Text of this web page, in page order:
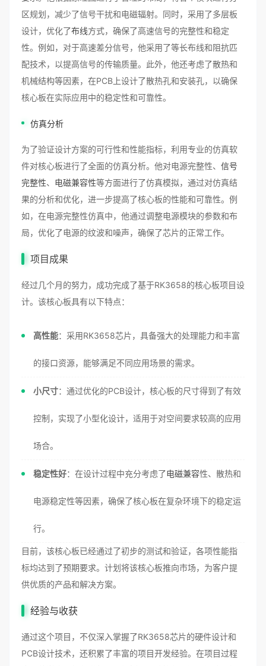
区规划，减少了信号干扰和电磁辐射。同时，采用了多层板
设计，优化了布线方式，确保了高速信号的完整性和稳定
性。例如，对于高速差分信号，他采用了等长布线和阻抗匹
配技术，以提高信号的传输质量。此外，他还考虑了散热和
机械结构等因素，在PCB上设计了散热孔和安装孔，以确保
核心板在实际应用中的稳定性和可靠性。
仿真分析
为了验证设计方案的可行性和性能指标，利用专业的仿真软
件对核心板进行了全面的仿真分析。他对电源完整性、 信号
完整性、 电磁兼容性等方面进行了仿真模拟，通过对仿真结
果的分析和优化，进一步提高了核心板的性能和可靠性。例
如，在电源完整性仿真中，他通过调整电源模块的参数和布
局，优化了电源的纹波和噪声，确保了芯片的正常工作。
项目成果
经过几个月的努力，成功完成了基于RK3658的核心板项目设
计。该核心板具有以下特点：
高性能：采用RK3658芯片，具备强大的处理能力和丰富
的接口资源，能够满足不同应用场景的需求。
小尺寸：通过优化的PCB设计，核心板的尺寸得到了有效
控制，实现了小型化设计，适用于对空间要求较高的应用
场合。
稳定性好：在设计过程中充分考虑了电磁兼容性、散热和
电源稳定性等因素，确保了核心板在复杂环境下的稳定运
行。
目前，该核心板已经通过了初步的测试和验证，各项性能指
标均达到了预期要求。计划将该核心板推向市场，为客户提
供优质的产品和解决方案。
经验与收获
通过这个项目，不仅深入掌握了RK3658芯片的硬件设计和
PCB设计技术，还积累了丰富的项目开发经验。在项目过程